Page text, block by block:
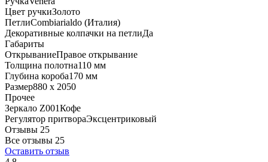
Цвет ручкиЗолото
ПетлиCombiarialdo (Италия)
Декоративные колпачки на петлиДа
Габариты
ОткрываниеПравое открывание
Толщина полотна110 мм
Глубина короба170 мм
Размер880 x 2050
Прочее
Зеркало Z001Кофе
Регулятор притвораЭксцентриковый
Отзывы 25
Все отзывы 25
Оставить отзыв